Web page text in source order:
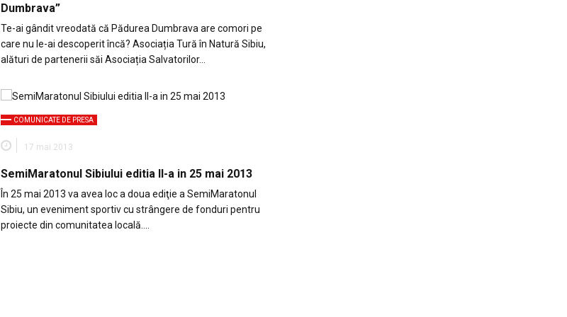
Dumbrava”
Te-ai gândit vreodată că Pădurea Dumbrava are comori pe
care nu le-ai descoperit încă? Asociația Tură în Natură Sibiu,
alături de partenerii săi Asociația Salvatorilor…
COMUNICATE DE PRESA
17 mai 2013
SemiMaratonul Sibiului editia II-a in 25 mai 2013
În 25 mai 2013 va avea loc a doua ediţie a SemiMaratonul
Sibiu, un eveniment sportiv cu strângere de fonduri pentru
proiecte din comunitatea locală….